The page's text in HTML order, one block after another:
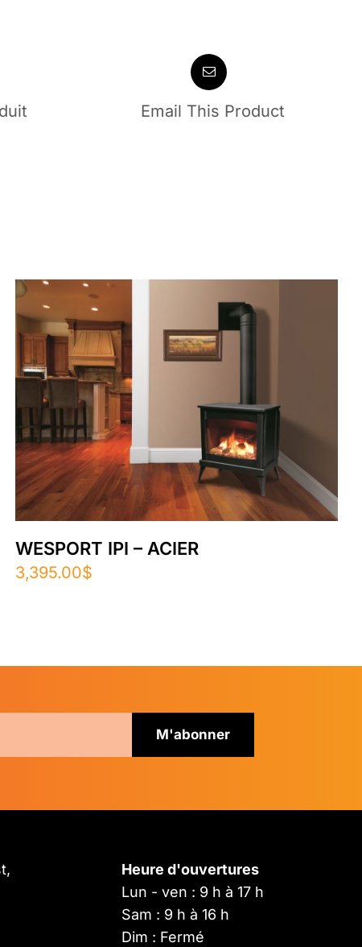
Email This Product
WESPORT IPI – ACIER
3,395.00$
Heure d'ouvertures
Lun - ven : 9 h à 17 h
Sam : 9 h à 16 h
Dim : Fermé